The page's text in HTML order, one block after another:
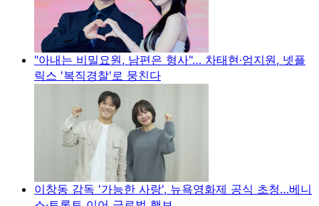
"아내는 비밀요원, 남편은 형사"… 차태현·엄지원, 넷플
릭스 '복직경찰'로 뭉친다
이창동 감독 '가능한 사랑', 뉴욕영화제 공식 초청…베니